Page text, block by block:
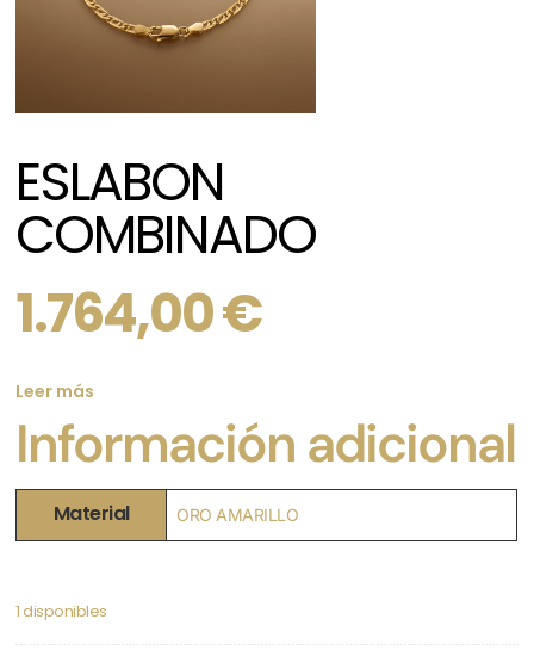
ESLABON
COMBINADO
1.764,00€
Leer más
Información adicional
Material ORO AMARILLO
1 disponibles